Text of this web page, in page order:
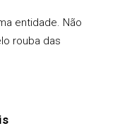
entidade. Não
rouba das